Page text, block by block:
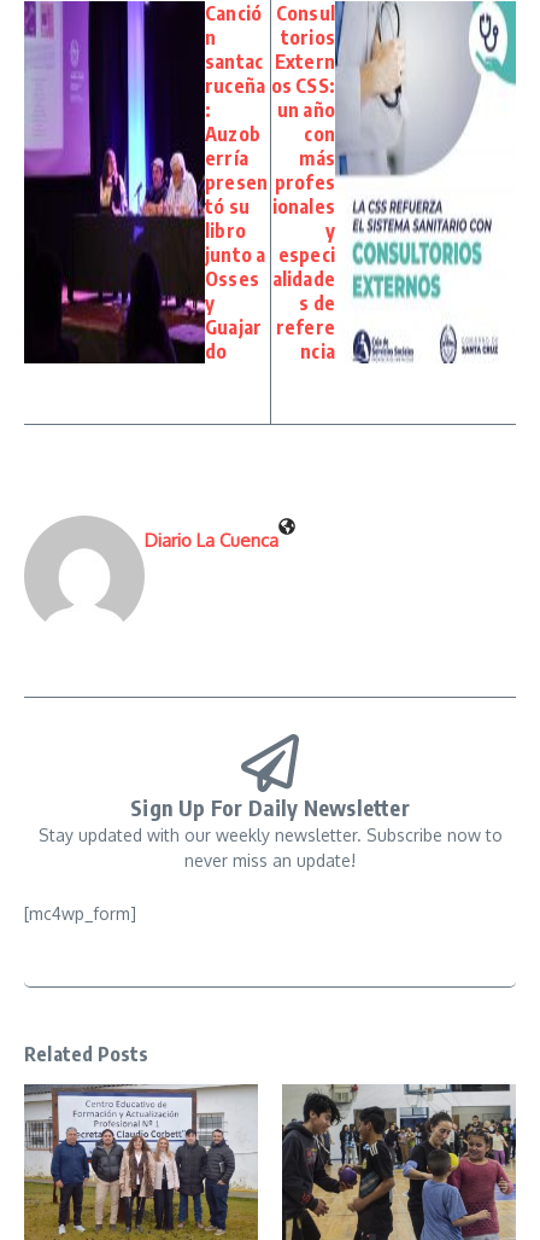
Canció
n
santac
ruceña
:
Auzob
erría
presen
tó su
libro
junto a
Osses
y
Guajar
do
Consul
torios
Extern
os CSS:
un año
con
más
profes
ionales
y
especi
alidade
s de
refere
ncia
Diario La Cuenca
Sign Up For Daily Newsletter
Stay updated with our weekly newsletter. Subscribe now to
never miss an update!
[mc4wp_form]
Related Posts